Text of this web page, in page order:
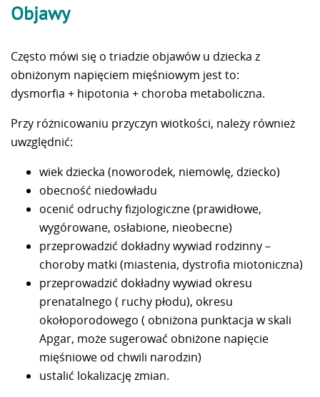
Objawy
Często mówi się o triadzie objawów u dziecka z
obniżonym napięciem mięśniowym jest to:
dysmorfia + hipotonia + choroba metaboliczna.
Przy różnicowaniu przyczyn wiotkości, należy również
uwzględnić:
wiek dziecka (noworodek, niemowlę, dziecko)
obecność niedowładu
ocenić odruchy fizjologiczne (prawidłowe,
wygórowane, osłabione, nieobecne)
przeprowadzić dokładny wywiad rodzinny –
choroby matki (miastenia, dystrofia miotoniczna)
przeprowadzić dokładny wywiad okresu
prenatalnego ( ruchy płodu), okresu
okołoporodowego ( obniżona punktacja w skali
Apgar, może sugerować obniżone napięcie
mięśniowe od chwili narodzin)
ustalić lokalizację zmian.